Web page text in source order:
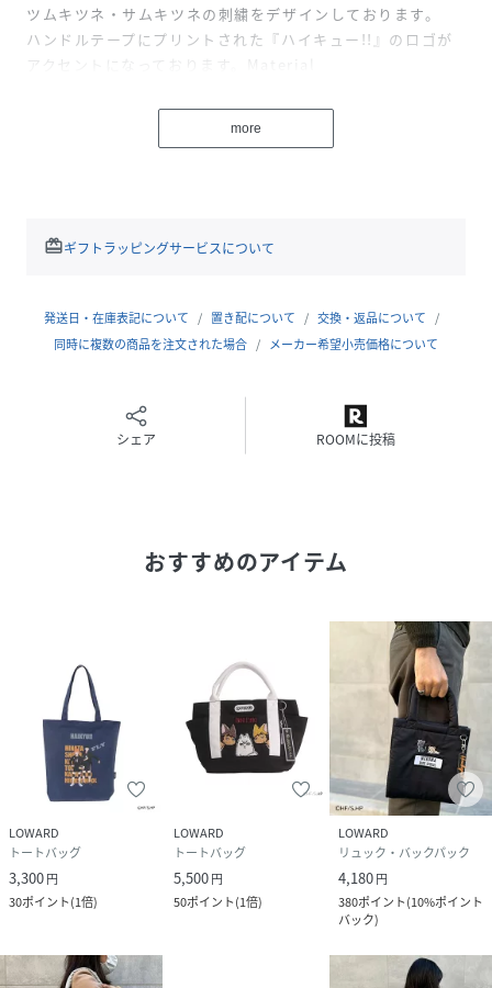
ツムキツネ・サムキツネの刺繍をデザインしております。
ハンドルテープにプリントされた『ハイキュー!!』のロゴが
アクセントになっております。Material
本体：約140g
【内側】
オープンポケット×1
お弁当箱や500mlペットボトルも収納可能な使いやすいサイ
ズのミニトートは、幅広い場面で活躍してくれます。
アクセントになっております。
ATTENTION
画像はイメージとなります。お使いのモニターに
よっては実際の商品と【色味】【質感】等の
相違がある場合がございます。
性別タイプ ユニセックス
サイズ ﾌﾘｰ
more
redeemギフトラッピングサービスについて
発送日・在庫表記について 置き配について
交換・返品について
同時に複数の商品を注文された場合
メーカー希望小売価格について
シェア ROOMに投稿
おすすめのアイテム
LOWARD
トートバッグ
3,300円
30ポイント(1倍)
LOWARD
トートバッグ
5,500円
50ポイント(1倍)
LOWARD
リュック・バックパック
4,180円
380ポイント(10%ポイント
バック)